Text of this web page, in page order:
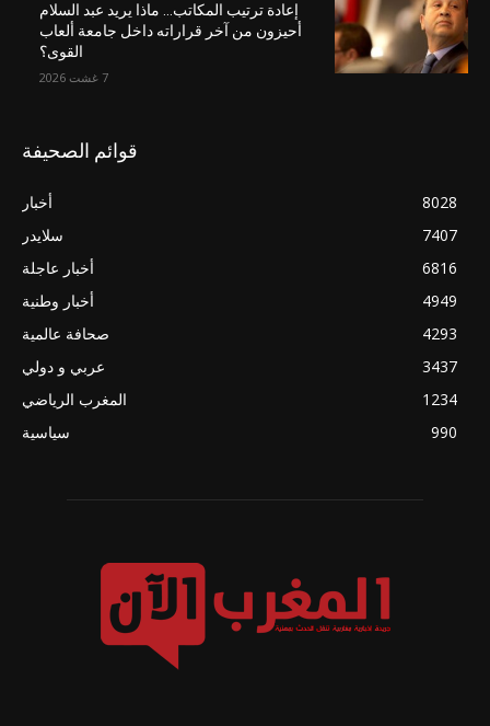
إعادة ترتيب المكاتب… ماذا يريد عبد السلام
أحيزون من آخر قراراته داخل جامعة ألعاب
القوى؟
7 غشت 2026
قوائم الصحيفة
أخبار
8028
سلايدر
7407
أخبار عاجلة
6816
أخبار وطنية
4949
صحافة عالمية
4293
عربي و دولي
3437
المغرب الرياضي
1234
سياسية
990